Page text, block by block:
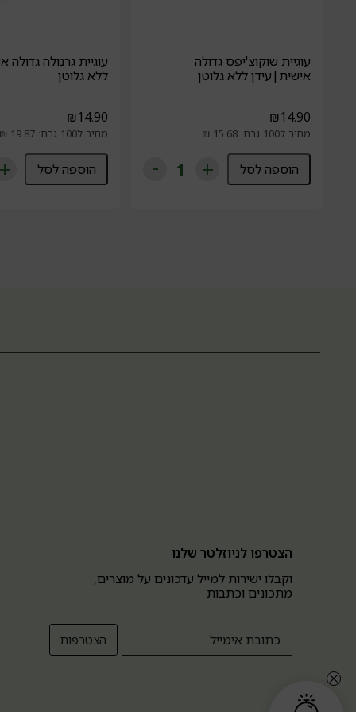
עוגיית שוקוצ'יפס גדולה
אישית|עידן ללא גלוטן
₪14.90
מחיר ל100 גרם: 15.68 ₪
הוספה לסל
עוגיית גרנולה גדולה
ללא גלוטן
₪14.90
מחיר ל100 גרם: 19.87 ₪
הוספה לסל
הצטרפו לניוזלטר שלנו
וקבלו ישירות למייל עדכונים על מוצרים,
מתכונים וכתבות